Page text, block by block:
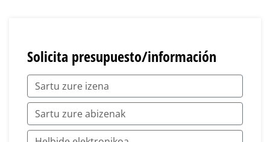
Solicita presupuesto/información